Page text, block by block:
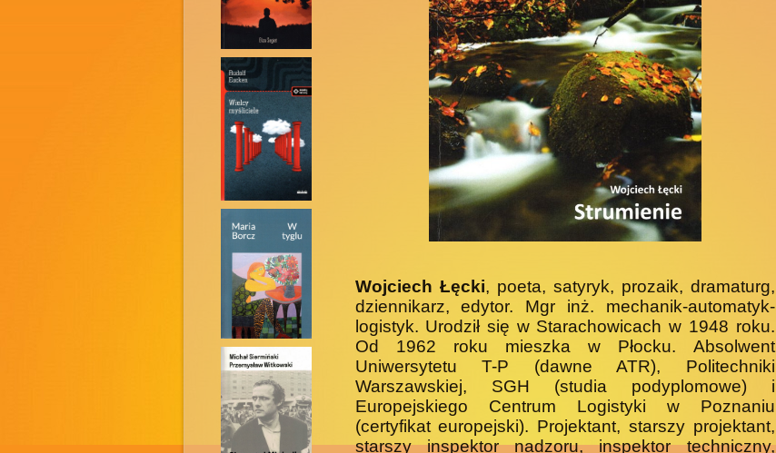
Wojciech Łęcki, poeta, satyryk, prozaik, dramaturg,
dziennikarz, edytor. Mgr inż. mechanik-automatyk-
logistyk. Urodził się w Starachowicach w 1948 roku.
Od 1962 roku mieszka w Płocku. Absolwent
Uniwersytetu T-P (dawne ATR), Politechniki
Warszawskiej, SGH (studia podyplomowe) i
Europejskiego Centrum Logistyki w Poznaniu
(certyfikat europejski). Projektant, starszy projektant,
starszy inspektor nadzoru, inspektor techniczny,